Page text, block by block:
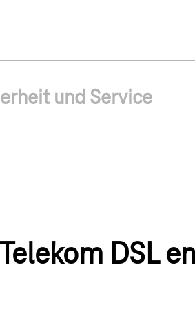
und Service
DSL